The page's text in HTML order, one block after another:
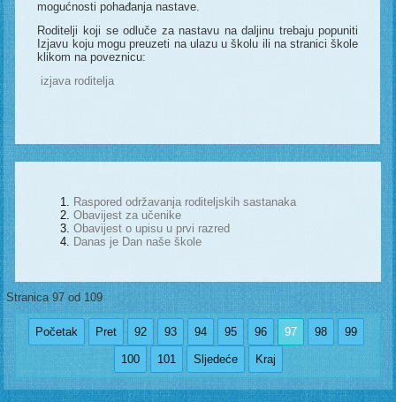
mogućnosti pohađanja nastave.
Roditelji koji se odluče za nastavu na daljinu trebaju popuniti
Izjavu koju mogu preuzeti na ulazu u školu ili na stranici škole
klikom na poveznicu:
izjava roditelja
Raspored održavanja roditeljskih sastanaka
Obavijest za učenike
Obavijest o upisu u prvi razred
Danas je Dan naše škole
Stranica 97 od 109
Početak Pret 92 93 94 95 96 97 98 99
100 101 Sljedeće Kraj